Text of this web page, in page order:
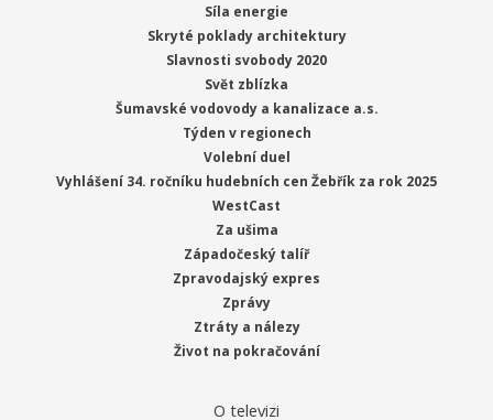
Síla energie
Skryté poklady architektury
Slavnosti svobody 2020
Svět zblízka
Šumavské vodovody a kanalizace a.s.
Týden v regionech
Volební duel
Vyhlášení 34. ročníku hudebních cen Žebřík za rok 2025
WestCast
Za ušima
Západočeský talíř
Zpravodajský expres
Zprávy
Ztráty a nálezy
Život na pokračování
O televizi